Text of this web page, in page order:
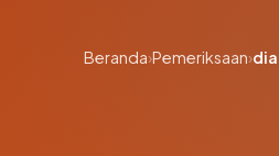
Beranda›Pemeriksaan›